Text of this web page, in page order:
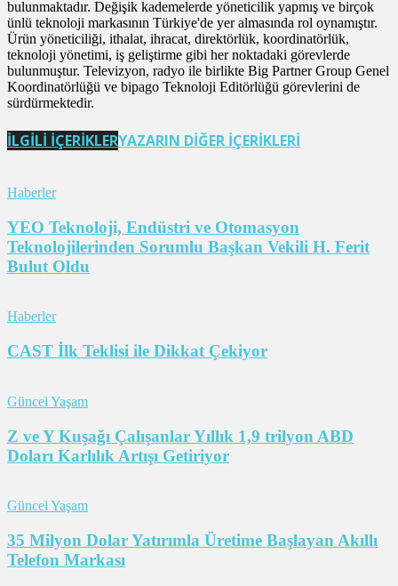
bulunmaktadır. Değişik kademelerde yöneticilik yapmış ve birçok
ünlü teknoloji markasının Türkiye'de yer almasında rol oynamıştır.
Ürün yöneticiliği, ithalat, ihracat, direktörlük, koordinatörlük,
teknoloji yönetimi, iş geliştirme gibi her noktadaki görevlerde
bulunmuştur. Televizyon, radyo ile birlikte Big Partner Group Genel
Koordinatörlüğü ve bipago Teknoloji Editörlüğü görevlerini de
sürdürmektedir.
İLGİLİ İÇERİKLERYAZARIN DİĞER İÇERİKLERİ
Haberler
YEO Teknoloji, Endüstri ve Otomasyon
Teknolojilerinden Sorumlu Başkan Vekili H. Ferit
Bulut Oldu
Haberler
CAST İlk Teklisi ile Dikkat Çekiyor
Güncel Yaşam
Z ve Y Kuşağı Çalışanlar Yıllık 1,9 trilyon ABD
Doları Karlılık Artışı Getiriyor
Güncel Yaşam
35 Milyon Dolar Yatırımla Üretime Başlayan Akıllı
Telefon Markası